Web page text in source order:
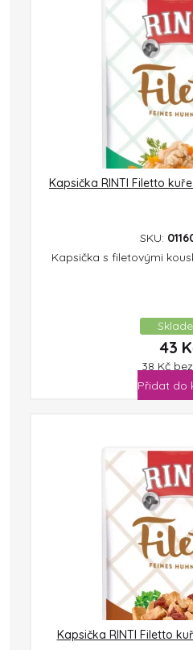
Kapsička RINTI Filetto
SKU:
Kapsička s filetovými
43
38 Kč
Přidat do
Kapsička RINTI Filetto